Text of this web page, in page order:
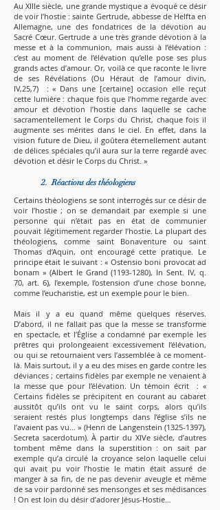
Au XIIIe siècle, une grande mystique a évoqué ce désir
de voir l’hostie : sainte Gertrude, abbesse de Helfta en
Allemagne, une des fondatrices de la dévotion au
Sacré Cœur. Gertrude a une très grande dévotion à la
messe et à la communion, mais aussi à l’élévation :
c’est au moment de l’élévation qu’elle pose ses plus
grands actes d’amour. Or, voilà ce que raconte le livre
de ses Révélations (Ou Héraut de l’amour divin,
IV,25,7) : « Dans une [certaine] occasion elle reçut
cette lumière : chaque fois que l’homme regarde avec
amour et dévotion l’hostie dans laquelle se cache
sacramentellement le Corps du Christ, chaque fois il
augmente ses mérites dans le ciel. En effet, dans la
vision future de Dieu, il goûtera éternellement autant
de délices spéciales qu’il aura sur la terre regardé avec
dévotion et désir le Corps du Christ. »
2. Réactions des théologiens
Certains théologiens se sont interrogés sur ce désir de
voir l’hostie ; on se demandait par exemple si une
personne qui n’était pas en état de communier
pouvait légitimement regarder l’hostie. La plupart des
théologiens, comme saint Bonaventure ou saint
Thomas d’Aquin, ont encouragé cette pratique. Le
principe était le suivant : « Ostensio boni provocat ad
bonam » (Albert le Grand(1193-1280), In Sent. IV, q.
70, art. 6), l’exemple, l’ostension d’une chose bonne,
comme l’eucharistie, est un exemple pour le bien.
Mais il y a eu quand même quelques réserves.
D’abord, il ne fallait pas que la messe se transforme
en spectacle, et l’Église a condamné par exemple les
prêtres qui prolongeaient excessivement l’élévation,
ou qui se retournaient vers l’assemblée à ce moment-
là. Mais surtout, il y a eu des mises en garde contre les
déviances ; certains fidèles par exemple ne venaient à
la messe que pour l’élévation. Un témoin écrit : «
Certains fidèles se précipitent en courant au cabaret
aussitôt qu’ils ont vu le saint corps, alors qu’ils
seraient restés plus longtemps dans l’église s’ils ne
l’avaient pas vu… » (Henri de Langenstein (1325-1397),
Secreta sacerdotum). À partir du XIVe siècle, d’autres
tombent même dans la superstition : on sait par
exemple qu’a circulé la croyance selon laquelle celui
qui avait pu voir l’hostie le matin était assuré de
manger à sa fin, de ne pas devenir aveugle et même
de sa voir pardonné ses mensonges et ses médisances
! On est loin du désir d’adorer Jésus-Hostie…